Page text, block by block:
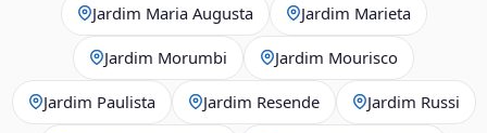
Jardim Maria Augusta Jardim Marieta
Jardim Morumbi Jardim Mourisco
Jardim Paulista Jardim Resende Jardim Russi